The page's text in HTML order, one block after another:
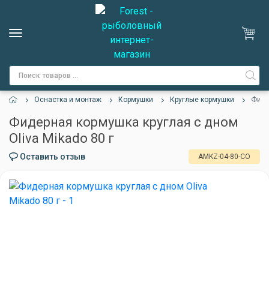
Оснастка и монтаж Кормушки Круглые кормушки
Фидерная кормушка круглая с дном
Oliva Mikado 80 г
Оставить отзыв AMKZ-04-80-CO